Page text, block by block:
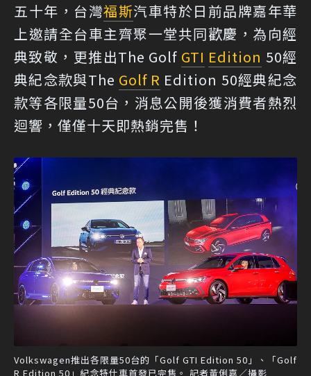
五十年，台灣福斯汽車特於日前品牌嘉年華
上邀請全台車主齊聚一堂共同歡慶，為向經
典致敬，更推出The Golf GTI Edition 50經
典紀念款與The Golf R Edition 50經典紀念
款等各限量50台，消息公開後獲消費者熱烈
迴響，僅僅十天即熱銷完售！
Volkswagen推出各限量50台的「Golf GTI Edition 50」、「Golf
R Edition 50」紀念特仕車首發已完售。 記者黃俐嘉／攝影